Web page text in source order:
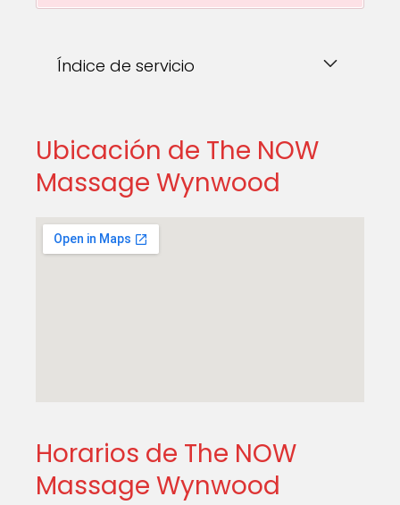
Índice de servicio
Ubicación de The NOW
Massage Wynwood
Horarios de The NOW
Massage Wynwood